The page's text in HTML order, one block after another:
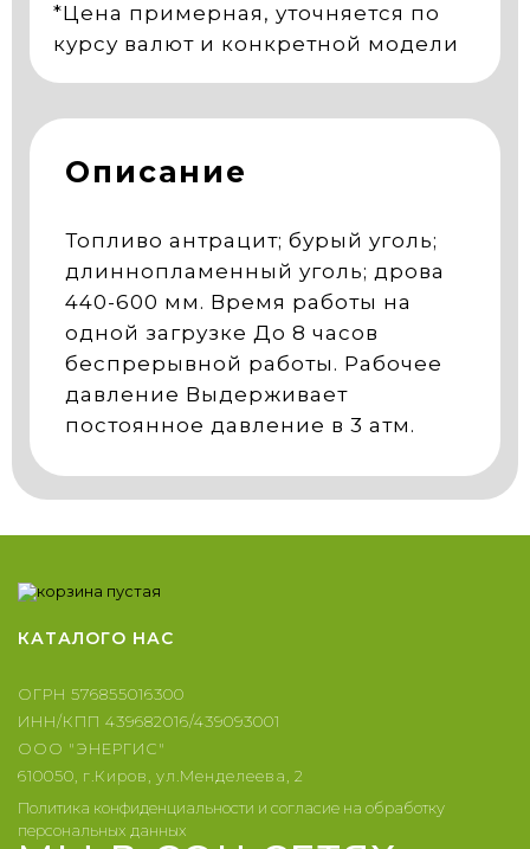
*Цена примерная, уточняется по
курсу валют и конкретной модели
Описание
Топливо антрацит; бурый уголь;
длиннопламенный уголь; дрова
440-600 мм. Время работы на
одной загрузке До 8 часов
беспрерывной работы. Рабочее
давление Выдерживает
постоянное давление в 3 атм.
КАТАЛОГО НАС
ОГРН 576855016300
ИНН/КПП 439682016/439093001
ООО "ЭНЕРГИС"
610050, г.Киров, ул.Менделеева, 2
Политика конфиденциальности и согласие на обработку
персональных данных